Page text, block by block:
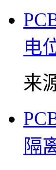
电
来
隔